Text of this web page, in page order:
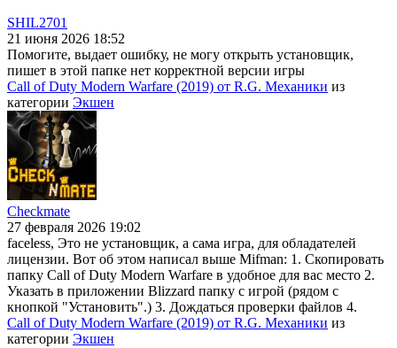
SHIL2701
21 июня 2026 18:52
Помогите, выдает ошибку, не могу открыть установщик,
пишет в этой папке нет корректной версии игры
Call of Duty Modern Warfare (2019) от R.G. Механики из
категории Экшен
Checkmate
27 февраля 2026 19:02
faceless, Это не установщик, а сама игра, для обладателей
лицензии. Вот об этом написал выше Mifman: 1. Скопировать
папку Call of Duty Modern Warfare в удобное для вас место 2.
Указать в приложении Blizzard папку с игрой (рядом с
кнопкой "Установить".) 3. Дождаться проверки файлов 4.
Call of Duty Modern Warfare (2019) от R.G. Механики из
категории Экшен